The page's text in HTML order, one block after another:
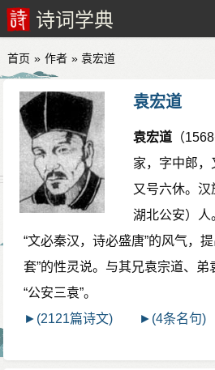
诗词学典
首页 » 作者 » 袁宏道
袁宏道
袁宏道 （
家，字中郎，
又号六休。汉
湖北公安）
“文必秦汉，诗必盛唐”的风气，
套”的性灵说。与其兄袁宗道、
“公安三袁”。
►(2121篇诗文)
►(4条名句)